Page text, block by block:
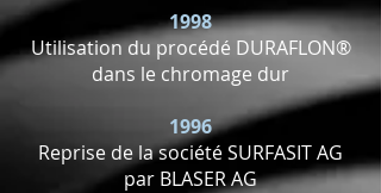
1998
Utilisation du procédé DURAFLON®
dans le chromage dur
1996
Reprise de la société SURFASIT AG
par BLASER AG